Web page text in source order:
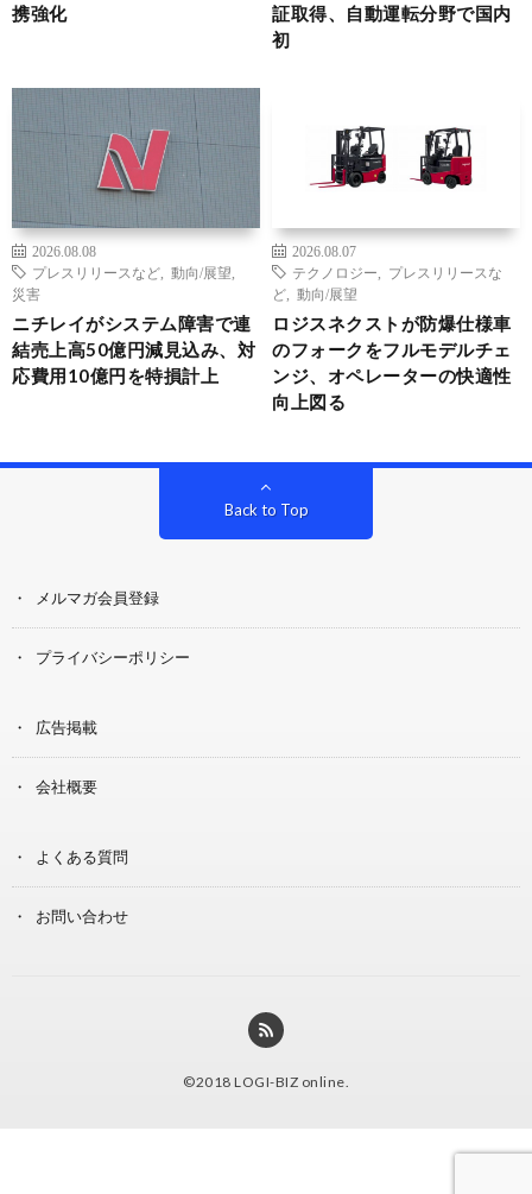
携強化
証取得、自動運転分野で国内
初
2026.08.08
プレスリリースなど
動向/展望
災害
ニチレイがシステム障害で連
結売上高50億円減見込み、対
応費用10億円を特損計上
2026.08.07
テクノロジー
プレスリリースな
ど
動向/展望
ロジスネクストが防爆仕様車
のフォークをフルモデルチェ
ンジ、オペレーターの快適性
向上図る
Back to Top
メルマガ会員登録
プライバシーポリシー
広告掲載
会社概要
よくある質問
お問い合わせ
©2018 LOGI-BIZ online